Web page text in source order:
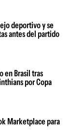
deportivo y se
antes del partido
en Brasil tras
por Copa
Marketplace para